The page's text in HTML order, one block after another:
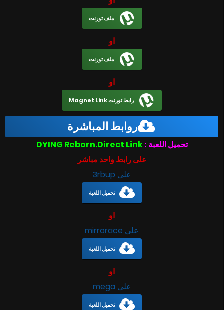
ملف تورنت
او
ملف تورنت
او
رابط تورنت Magnet Link
روابط المباشرة
تحميل اللعبة :DYING Reborn.Direct Link
على رابط واحد مباشر
على 3rbup
تحميل اللعبة
او
على mirrorace
تحميل اللعبة
او
على mega
تحميل اللعبة